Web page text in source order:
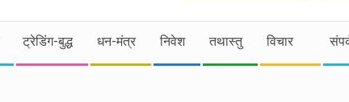
ट्रेडिंग-बुद्ध धन-मंत्र निवेश तथास्तु विचार